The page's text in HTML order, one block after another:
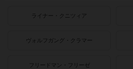
ライナー・クニツィア
ヴォルフガング・クラマー
フリードマン・フリーゼ